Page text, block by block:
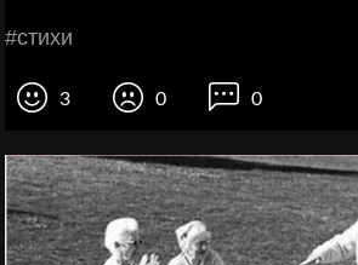
#cтихи
3 0 0